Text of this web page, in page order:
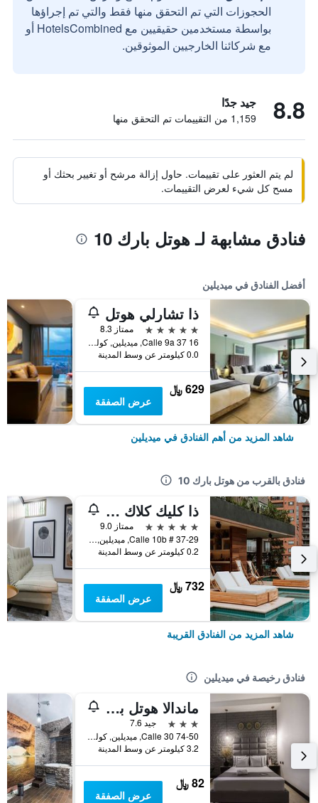
الحجوزات التي تم التحقق منها فقط والتي تم إجراؤها
بواسطة مستخدمين حقيقيين مع HotelsCombined أو
مع شركائنا الخارجيين الموثوقين.
8.8 جيد جدًا
1,159 من التقييمات تم التحقق منها
لم يتم العثور على تقييمات. حاول إزالة مرشح أو تغيير بحثك أو
مسح كل شيء لعرض التقييمات.
فنادق مشابهة لـ هوتل بارك 10
أفضل الفنادق في ميديلين
ذا تشارلي هوتل
5 نجوم
ممتاز 8.3
Calle 9a 37 16, ميديلين, كولومبيا
0.0 كيلومتر عن وسط المدينة
629 ﷼
عرض الصفقة
شاهد المزيد من أهم الفنادق في ميديلين
فنادق بالقرب من هوتل بارك 10
ذا كليك كلاك هوتل ميديلين
5 نجوم
ممتاز 9.0
Calle 10b # 37-29, ميديلين, كولومبيا
0.2 كيلومتر عن وسط المدينة
732 ﷼
عرض الصفقة
شاهد المزيد من الفنادق القريبة
فنادق رخيصة في ميديلين
ماندالا هوتل بيلين
3 نجوم
جيد 7.6
Calle 30 74-50, ميديلين, كولومبيا
3.2 كيلومتر عن وسط المدينة
82 ﷼
عرض الصفقة